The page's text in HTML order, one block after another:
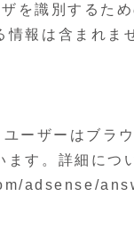
を識別するた
情報は含まれま
ーザーはブラ
ます。詳細に
adsense/